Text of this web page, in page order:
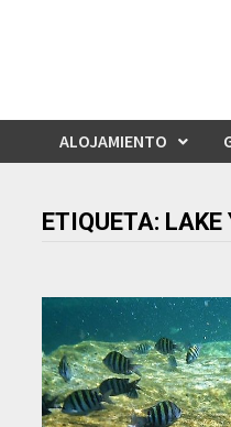
ALOJAMIENTO
ETIQUETA: LAKE